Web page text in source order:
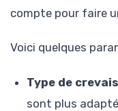
compte pour faire
Voici quelques
Type de
sont plus